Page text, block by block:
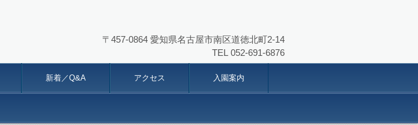
〒457-0864 愛知県名古屋市南区道徳北町2-14
TEL 052-691-6876
新着／Q&A アクセス 入園案内